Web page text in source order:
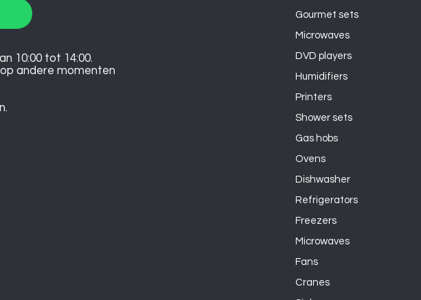
10:00 tot 14:00.
andere momenten
Gourmet sets
Microwaves
DVD players
Humidifiers
Printers
Shower sets
Gas hobs
Ovens
Dishwasher
Refrigerators
Freezers
Microwaves
Fans
Cranes